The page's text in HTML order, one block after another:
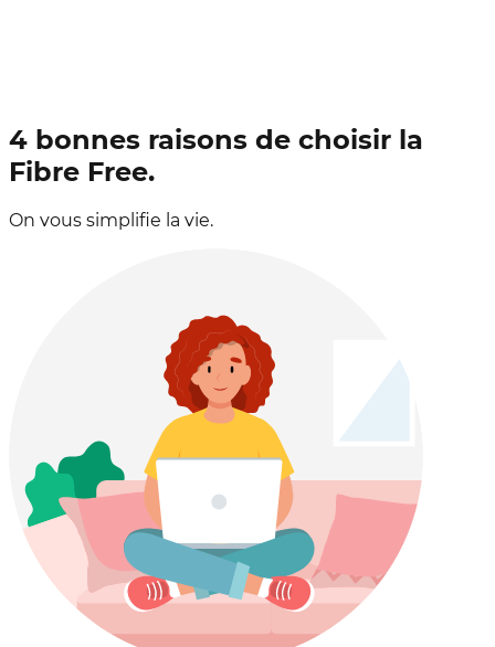
4 bonnes raisons de choisir la
Fibre Free.
On vous simplifie la vie.